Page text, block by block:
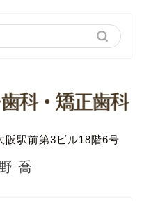
阪駅前第3ビル18階6号
喬